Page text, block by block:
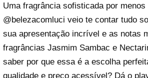
Uma fragrância sofisticada por menos
@belezacomluci veio te contar tudo
sua apresentação incrível e as notas
fragrâncias Jasmim Sambac e
saber por que essa é a escolha
qualidade e preço acessível? Dá o